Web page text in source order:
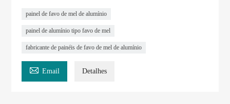
painel de favo de mel de alumínio
painel de alumínio tipo favo de mel
fabricante de painéis de favo de mel de alumínio
 Email Detalhes